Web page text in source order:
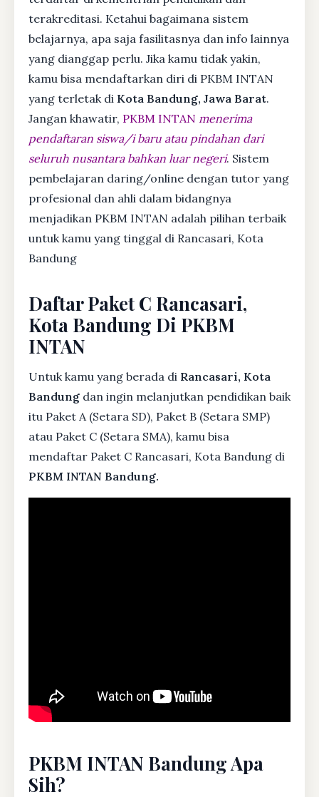
terakreditasi. Ketahui bagaimana sistem
belajarnya, apa saja fasilitasnya dan info lainnya
yang dianggap perlu. Jika kamu tidak yakin,
kamu bisa mendaftarkan diri di PKBM INTAN
yang terletak di Kota Bandung, Jawa Barat.
Jangan khawatir, PKBM INTAN menerima
pendaftaran siswa/i baru atau pindahan dari
seluruh nusantara bahkan luar negeri. Sistem
pembelajaran daring/online dengan tutor yang
profesional dan ahli dalam bidangnya
menjadikan PKBM INTAN adalah pilihan terbaik
untuk kamu yang tinggal di Rancasari, Kota
Bandung
Daftar Paket C Rancasari,
Kota Bandung Di PKBM
INTAN
Untuk kamu yang berada di Rancasari, Kota
Bandung dan ingin melanjutkan pendidikan baik
itu Paket A (Setara SD), Paket B (Setara SMP)
atau Paket C (Setara SMA), kamu bisa
mendaftar Paket C Rancasari, Kota Bandung di
PKBM INTAN Bandung.
PKBM INTAN Bandung Apa
Sih?